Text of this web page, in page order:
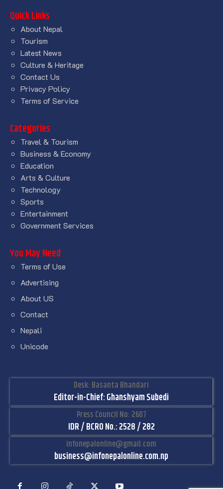
Quick Links
About Nepal
Tourism
Latest News
Culture & Heritage
Contact Us
Privacy Policy
Terms of Service
Categories
Travel & Tourism
Business & Economy
Education
Arts & Culture
Technology
Sports
Entertainment
Government Services
You May Need
Terms of Use
Advertising
About US
Contact
Nepali
Unicode
Desk: Basanta Bhandari
Editor-in-Chief: Ghanshyam Subedi
Press Council No: 2607
IDR / BCRO No.: 2528 / 282
infonepalonline@gmail.com
business@infonepalonline.com.np